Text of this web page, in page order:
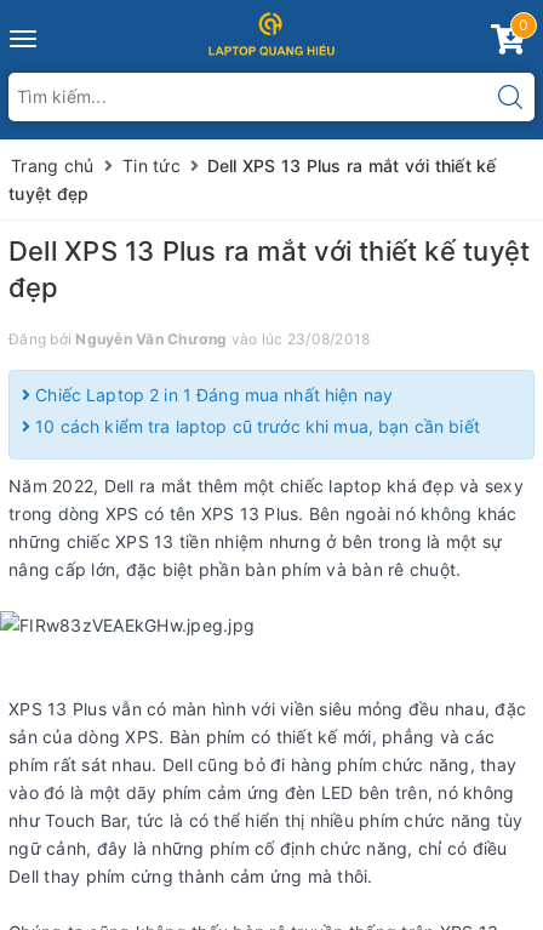
Toggle
0
Trang chủ Tin tức
Dell XPS 13 Plus ra mắt với thiết kế
tuyệt đẹp
Dell XPS 13 Plus ra mắt với thiết kế tuyệt
đẹp
Đăng bởi Nguyễn Văn Chương vào lúc 23/08/2018
Chiếc Laptop 2 in 1 Đáng mua nhất hiện nay
10 cách kiểm tra laptop cũ trước khi mua, bạn cần biết
Năm 2022, Dell ra mắt thêm một chiếc laptop khá đẹp và sexy
trong dòng XPS có tên XPS 13 Plus. Bên ngoài nó không khác
những chiếc XPS 13 tiền nhiệm nhưng ở bên trong là một sự
nâng cấp lớn, đặc biệt phần bàn phím và bàn rê chuột.
XPS 13 Plus vẫn có màn hình với viền siêu mỏng đều nhau, đặc
sản của dòng XPS. Bàn phím có thiết kế mới, phẳng và các
phím rất sát nhau. Dell cũng bỏ đi hàng phím chức năng, thay
vào đó là một dãy phím cảm ứng đèn LED bên trên, nó không
như Touch Bar, tức là có thể hiển thị nhiều phím chức năng tùy
ngữ cảnh, đây là những phím cố định chức năng, chỉ có điều
Dell thay phím cứng thành cảm ứng mà thôi.